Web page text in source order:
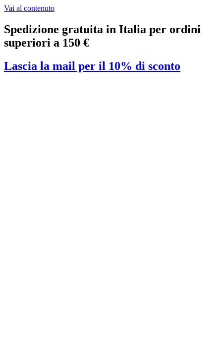
Vai al contenuto
Spedizione gratuita in Italia per ordini
superiori a 150 €
Lascia la mail per il 10% di sconto